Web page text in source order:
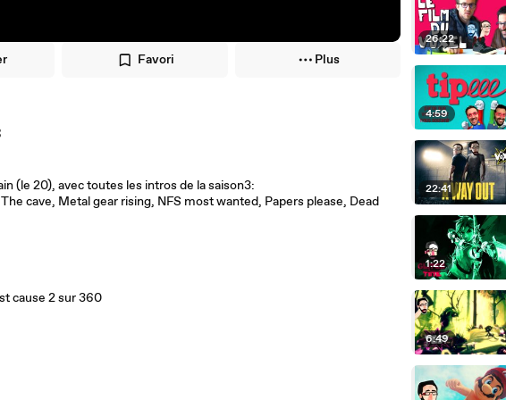
Favori Plus
(le 20), avec toutes les intros de la saison3:
cave, Metal gear rising, NFS most wanted, Papers please, Dead
cause 2 sur 360
26:22
4:59
22:41
1:22
6:49